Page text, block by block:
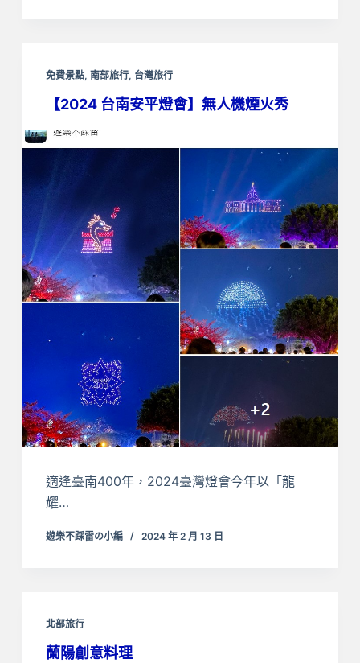
免費景點, 南部旅行, 台灣旅行
【2024 台南安平燈會】無人機煙火秀
適逢臺南400年，2024臺灣燈會今年以「龍
耀…
遊樂不踩雷の小編 2024 年 2 月 13 日
北部旅行
蘭陽創意料理